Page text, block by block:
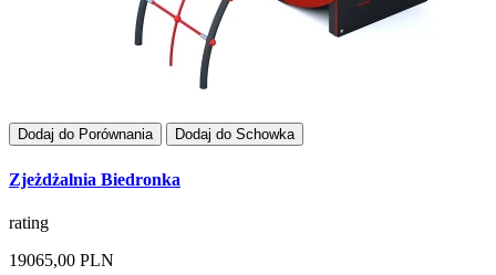
Dodaj do Porównania Dodaj do Schowka
Zjeżdżalnia Biedronka
rating
19065,00 PLN